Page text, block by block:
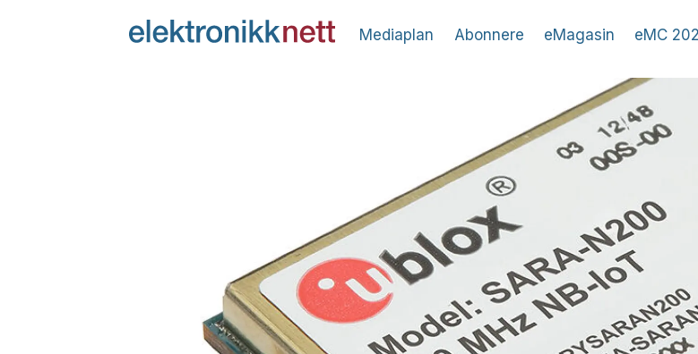
Mediaplan Abonnere eMagasin eMC